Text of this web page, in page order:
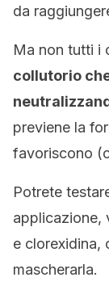
da
Ma non tutti i
collutorio
previene la
favoriscono
Potrete
applicazione,
e clorexidina,
mascherarla.